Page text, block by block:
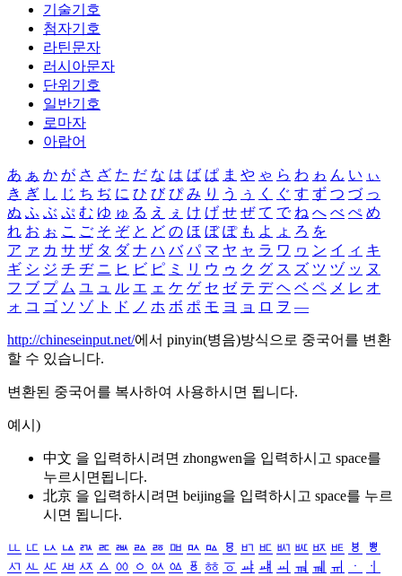
기술기호
첨자기호
라틴문자
러시아문자
단위기호
일반기호
로마자
아랍어
あ ぁ か が さ ざ た だ な は ば ぱ ま や ゃ ら わ ゎ ん い ぃ
き ぎ し じ ち ぢ に ひ び ぴ み り う ぅ く ぐ す ず つ づ っ
ぬ ふ ぶ ぷ む ゆ ゅ る え ぇ け げ せ ぜ て で ね へ べ ぺ め
れ お ぉ こ ご そ ぞ と ど の ほ ぼ ぽ も よ ょ ろ を
ア ァ カ サ ザ タ ダ ナ ハ バ パ マ ヤ ャ ラ ワ ヮ ン イ ィ キ
ギ シ ジ チ ヂ ニ ヒ ビ ピ ミ リ ウ ゥ ク グ ス ズ ツ ヅ ッ ヌ
フ ブ プ ム ユ ュ ル エ ェ ケ ゲ セ ゼ テ デ ヘ ベ ペ メ レ オ
ォ コ ゴ ソ ゾ ト ド ノ ホ ボ ポ モ ヨ ョ ロ ヲ ―
http://chineseinput.net/에서 pinyin(병음)방식으로 중국어를 변환
할 수 있습니다.
변환된 중국어를 복사하여 사용하시면 됩니다.
예시)
中文 을 입력하시려면 zhongwen을 입력하시고 space를
누르시면됩니다.
北京 을 입력하시려면 beijing을 입력하시고 space를 누르
시면 됩니다.
ㅥ ㅦ ㅧ ㅨ ㅩ ㅪ ㅫ ㅬ ㅭ ㅮ ㅯ ㅰ ㅱ ㅲ ㅳ ㅴ ㅵ ㅶ ㅷ ㅸ
ㅹ
ㅺ ㅻ ㅼ ㅽ ㅾ ㅿ ㆀ ㆁ ㆂ ㆃ ㆄ ㆅ ㆆ ㆇ ㆈ ㆉ ㆊ ㆋ ㆌ ㆍ
ㆎ